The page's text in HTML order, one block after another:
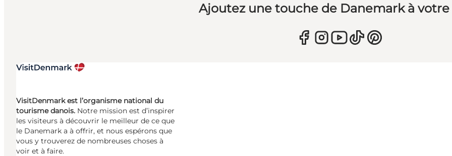
Ajoutez une touche de Danemark à
VisitDenmark est l’organisme national du
tourisme danois. Notre mission est d’inspirer
les visiteurs à découvrir le meilleur de ce que
le Danemark a à offrir, et nous espérons que
vous y trouverez de nombreuses choses à
voir et à faire.